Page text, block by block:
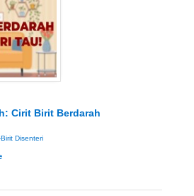
Cirit Birit Berdarah
Disenteri